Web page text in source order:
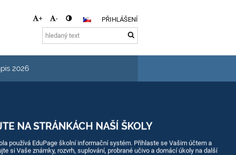
+ - PŘIHLÁŠENÍ
2026
NA STRÁNKÁCH NAŠÍ ŠKOLY
používá EduPage školní informační systém. Přihlaste se Vašim účtem a
si Vaše známky, rozvrh, suplování, probrané učivo a domácí úkoly na další